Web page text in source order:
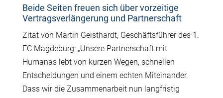
Beide Seiten freuen sich über vorzeitige
Vertragsverlängerung und Partnerschaft
Zitat von Martin Geisthardt, Geschäftsführer des 1.
FC Magdeburg: „Unsere Partnerschaft mit
Humanas lebt von kurzen Wegen, schnellen
Entscheidungen und einem echten Miteinander.
Dass wir die Zusammenarbeit nun langfristig